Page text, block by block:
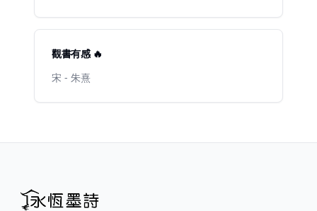
觀書有感 🔥
宋 - 朱熹